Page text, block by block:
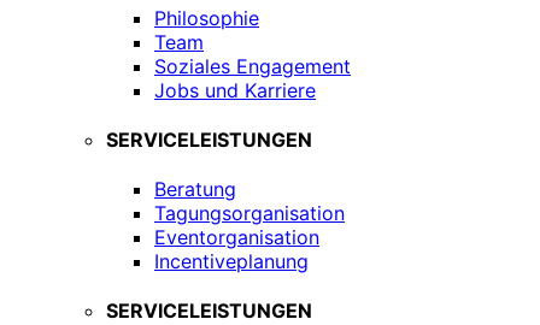
Philosophie
Team
Soziales Engagement
Jobs und Karriere
SERVICELEISTUNGEN
Beratung
Tagungsorganisation
Eventorganisation
Incentiveplanung
SERVICELEISTUNGEN